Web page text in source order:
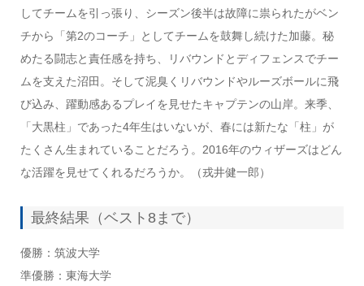
してチームを引っ張り、シーズン後半は故障に祟られたがベン
チから「第2のコーチ」としてチームを鼓舞し続けた加藤。秘
めたる闘志と責任感を持ち、リバウンドとディフェンスでチー
ムを支えた沼田。そして泥臭くリバウンドやルーズボールに飛
び込み、躍動感あるプレイを見せたキャプテンの山岸。来季、
「大黒柱」であった4年生はいないが、春には新たな「柱」が
たくさん生まれていることだろう。2016年のウィザーズはどん
な活躍を見せてくれるだろうか。（戎井健一郎）
最終結果（ベスト8まで）
優勝：筑波大学
準優勝：東海大学